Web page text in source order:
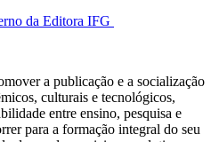
da Editora IFG
a publicação e a socialização
culturais e tecnológicos,
entre ensino, pesquisa e
para a formação integral do seu